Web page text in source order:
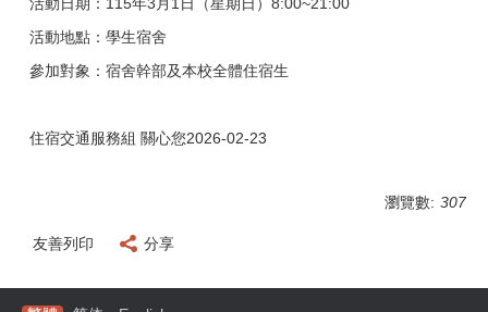
活動地點：學生宿舍
參加對象：宿舍幹部及本校全體住宿生
住宿交通服務組 關心您2026-02-23
瀏覽數: 307
友善列印 分享